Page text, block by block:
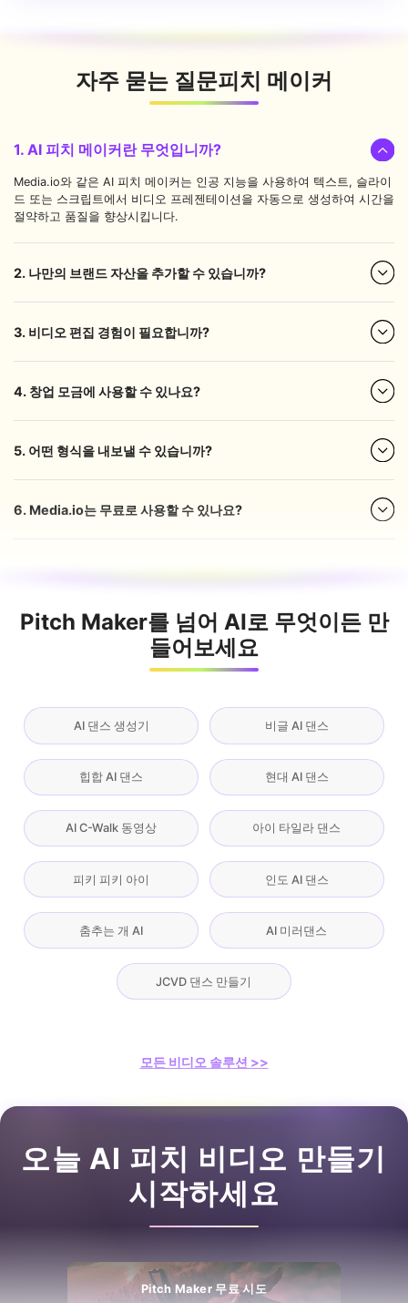
자주 묻는 질문피치 메이커
1. AI 피치 메이커란 무엇입니까?
Media.io와 같은 AI 피치 메이커는 인공 지능을 사용하여 텍스트, 슬라이
드 또는 스크립트에서 비디오 프레젠테이션을 자동으로 생성하여 시간을
절약하고 품질을 향상시킵니다.
2. 나만의 브랜드 자산을 추가할 수 있습니까?
3. 비디오 편집 경험이 필요합니까?
4. 창업 모금에 사용할 수 있나요?
5. 어떤 형식을 내보낼 수 있습니까?
6. Media.io는 무료로 사용할 수 있나요?
Pitch Maker를 넘어 AI로 무엇이든 만
들어보세요
AI 댄스 생성기 비글 AI 댄스
힙합 AI 댄스 현대 AI 댄스
AI C-Walk 동영상 아이 타일라 댄스
피키 피키 아이 인도 AI 댄스
춤추는 개 AI AI 미러댄스
JCVD 댄스 만들기
모든 비디오 솔루션 >>
오늘 AI 피치 비디오 만들기
시작하세요
Pitch Maker 무료 시도